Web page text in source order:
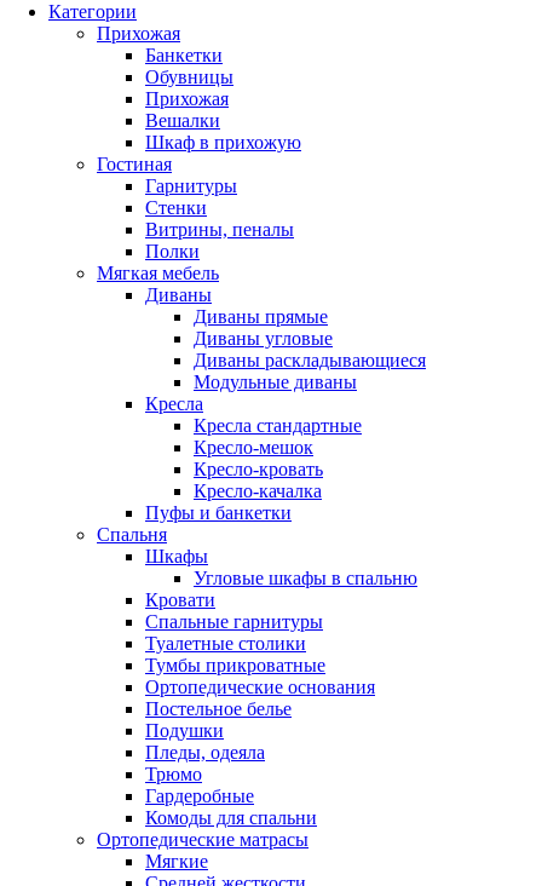
Категории
Прихожая
Банкетки
Обувницы
Прихожая
Вешалки
Шкаф в прихожую
Гостиная
Гарнитуры
Стенки
Витрины, пеналы
Полки
Мягкая мебель
Диваны
Диваны прямые
Диваны угловые
Диваны раскладывающиеся
Модульные диваны
Кресла
Кресла стандартные
Кресло-мешок
Кресло-кровать
Кресло-качалка
Пуфы и банкетки
Спальня
Шкафы
Угловые шкафы в спальню
Кровати
Спальные гарнитуры
Туалетные столики
Тумбы прикроватные
Ортопедические основания
Постельное белье
Подушки
Пледы, одеяла
Трюмо
Гардеробные
Комоды для спальни
Ортопедические матрасы
Мягкие